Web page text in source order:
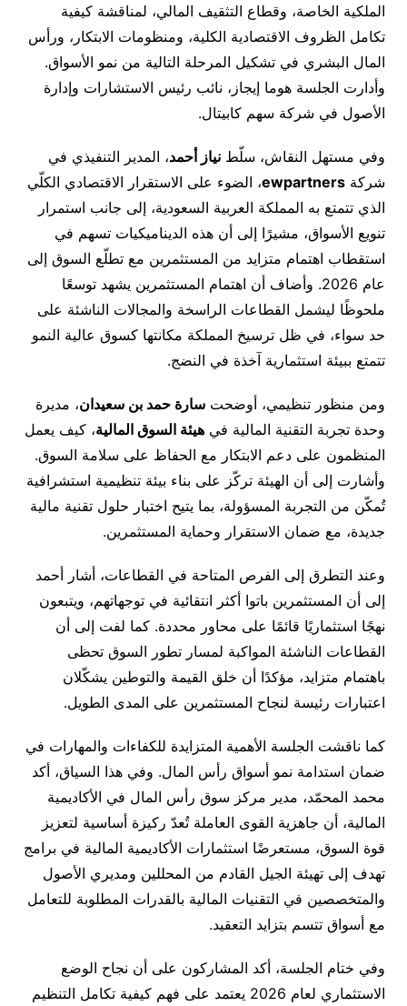
الملكية الخاصة، وقطاع التثقيف المالي، لمناقشة كيفية
تكامل الظروف الاقتصادية الكلية، ومنظومات الابتكار، ورأس
المال البشري في تشكيل المرحلة التالية من نمو الأسواق.
وأدارت الجلسة هوما إيجاز، نائب رئيس الاستشارات وإدارة
الأصول في شركة سهم كابيتال.
وفي مستهل النقاش، سلّط نياز أحمد، المدير التنفيذي في
شركة ewpartners، الضوء على الاستقرار الاقتصادي الكلّي
الذي تتمتع به المملكة العربية السعودية، إلى جانب استمرار
تنويع الأسواق، مشيرًا إلى أن هذه الديناميكيات تسهم في
استقطاب اهتمام متزايد من المستثمرين مع تطلّع السوق إلى
عام 2026. وأضاف أن اهتمام المستثمرين يشهد توسعًا
ملحوظًا ليشمل القطاعات الراسخة والمجالات الناشئة على
حد سواء، في ظل ترسيخ المملكة مكانتها كسوق عالية النمو
تتمتع ببيئة استثمارية آخذة في النضج.
ومن منظور تنظيمي، أوضحت سارة حمد بن سعيدان، مديرة
وحدة تجربة التقنية المالية في هيئة السوق المالية، كيف يعمل
المنظمون على دعم الابتكار مع الحفاظ على سلامة السوق.
وأشارت إلى أن الهيئة تركّز على بناء بيئة تنظيمية استشرافية
تُمكّن من التجربة المسؤولة، بما يتيح اختبار حلول تقنية مالية
جديدة، مع ضمان الاستقرار وحماية المستثمرين.
وعند التطرق إلى الفرص المتاحة في القطاعات، أشار أحمد
إلى أن المستثمرين باتوا أكثر انتقائية في توجهاتهم، ويتبعون
نهجًا استثماريًا قائمًا على محاور محددة. كما لفت إلى أن
القطاعات الناشئة المواكبة لمسار تطور السوق تحظى
باهتمام متزايد، مؤكدًا أن خلق القيمة والتوطين يشكّلان
اعتبارات رئيسة لنجاح المستثمرين على المدى الطويل.
كما ناقشت الجلسة الأهمية المتزايدة للكفاءات والمهارات في
ضمان استدامة نمو أسواق رأس المال. وفي هذا السياق، أكد
محمد المحمّد، مدير مركز سوق رأس المال في الأكاديمية
المالية، أن جاهزية القوى العاملة تُعدّ ركيزة أساسية لتعزيز
قوة السوق، مستعرضًا استثمارات الأكاديمية المالية في برامج
تهدف إلى تهيئة الجيل القادم من المحللين ومديري الأصول
والمتخصصين في التقنيات المالية بالقدرات المطلوبة للتعامل
مع أسواق تتسم بتزايد التعقيد.
وفي ختام الجلسة، أكد المشاركون على أن نجاح الوضع
الاستثماري لعام 2026 يعتمد على فهم كيفية تكامل التنظيم